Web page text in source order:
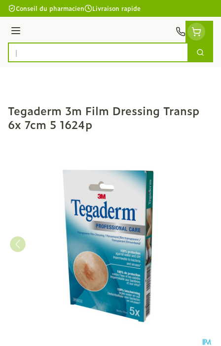
Aller au contenu
Conseil du pharmacien Livraison rapide
Menu
Rechercher
Tegaderm 3m Film Dressing Transp
6x 7cm 5 1624p